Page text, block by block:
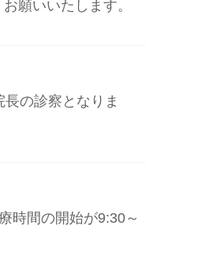
願いいたします。
の診察となりま
間の開始が9:30～